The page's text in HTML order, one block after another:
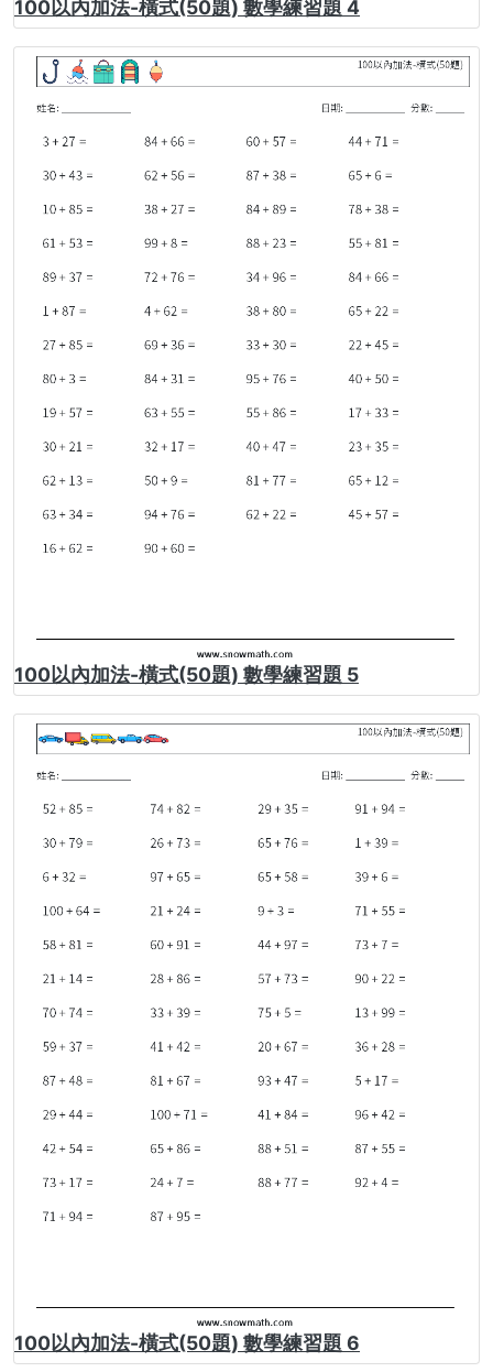
100以內加法-橫式(50題) 數學練習題 4
100以內加法-橫式(50題) 數學練習題 5
100以內加法-橫式(50題) 數學練習題 6